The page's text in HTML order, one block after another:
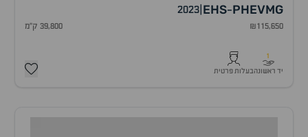
MG
EHS-PHEV
2023
₪115,650 39,800 ק"מ
1
יד ראשונהבעלות פרטית